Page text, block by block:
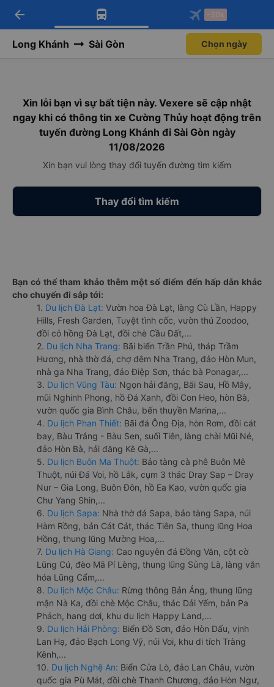
Tải app Vexere ngay!
Nhận ưu đãi thành viên độc
Mở app
Tải app Vexere
-30k/ghế khi đặt vé máy bay qua
Mở app
arrow_back -30k
Long Khánh Sài Gòn Chọn ngày
Xin lỗi bạn vì sự bất tiện này. Vexere sẽ cập nhật
ngay khi có thông tin xe Cường Thủy hoạt động trên
tuyến đường Long Khánh đi Sài Gòn ngày
11/08/2026
Xin bạn vui lòng thay đổi tuyến đường tìm kiếm
Thay đổi tìm kiếm
Bạn có thể tham khảo thêm một số điểm đến hấp dẫn khác
cho chuyến đi sắp tới:
1. Du lịch Đà Lạt: Vườn hoa Đà Lạt, làng Cù Lần, Happy
Hills, Fresh Garden, Tuyệt tình cốc, vườn thú Zoodoo,
đồi cỏ hồng Đà Lạt, đồi chè Cầu Đất,...
2. Du lịch Nha Trang: Bãi biển Trần Phú, tháp Trầm
Hương, nhà thờ đá, chợ đêm Nha Trang, đảo Hòn Mun,
nhà ga Nha Trang, đảo Điệp Sơn, thác bà Ponagar,...
3. Du lịch Vũng Tàu: Ngọn hải đăng, Bãi Sau, Hồ Mây,
mũi Nghinh Phong, hồ Đá Xanh, đồi Con Heo, hòn Bà,
vườn quốc gia Bình Châu, bến thuyền Marina,...
4. Du lịch Phan Thiết: Bãi đá Ông Địa, hòn Rơm, đồi cát
bay, Bàu Trắng - Bàu Sen, suối Tiên, làng chài Mũi Né,
đảo Hòn Bà, hải đăng Kê Gà,...
5. Du lịch Buôn Ma Thuột: Bảo tàng cà phê Buôn Mê
Thuột, núi Đá Voi, hồ Lắk, cụm 3 thác Dray Sap – Dray
Nur – Gia Long, Buôn Đôn, hồ Ea Kao, vườn quốc gia
Chư Yang Shin,...
6. Du lịch Sapa: Nhà thờ đá Sapa, bảo tàng Sapa, núi
Hàm Rồng, bản Cát Cát, thác Tiên Sa, thung lũng Hoa
Hồng, thung lũng Mường Hoa,...
7. Du lịch Hà Giang: Cao nguyên đá Đồng Văn, cột cờ
Lũng Cú, đèo Mã Pí Lèng, thung lũng Sủng Là, làng văn
hóa Lũng Cẩm,...
8. Du lịch Mộc Châu: Rừng thông Bản Áng, thung lũng
mận Nà Ka, đồi chè Mộc Châu, thác Dải Yếm, bản Pa
Phách, hang dơi, khu du lịch Happy Land,...
9. Du lịch Hải Phòng: Biển Đồ Sơn, đảo Hòn Dấu, vịnh
Lan Hạ, đảo Bạch Long Vỹ, núi Voi, khu di tích Tràng
Kênh,...
10. Du lịch Nghệ An: Biển Cửa Lò, đảo Lan Châu, vườn
quốc gia Pù Mát, đồi chè Thanh Chương, đảo Hòn Ngư,